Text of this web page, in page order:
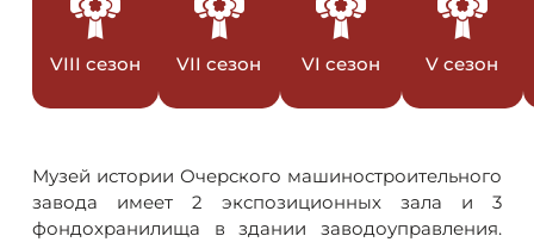
Музей истории Очерского машиностроительного
завода имеет 2 экспозиционных зала и 3
фондохранилища в здании заводоуправления.
VIII сезон VII сезон VI сезон V сезон